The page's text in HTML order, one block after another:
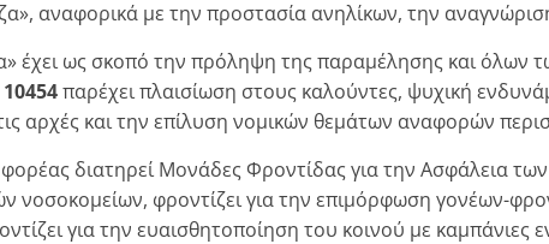
αναφορικά με την προστασία ανηλίκων, την
έχει ως σκοπό την πρόληψη της παραμέλησης και όλων
10454παρέχει πλαισίωση στους καλούντες, ψυχική
αρχές και την επίλυση νομικών θεμάτων αναφορών
διατηρεί Μονάδες Φροντίδας για την Ασφάλεια
νοσοκομείων, φροντίζει για την επιμόρφωση γονέων-
για την ευαισθητοποίηση του κοινού με